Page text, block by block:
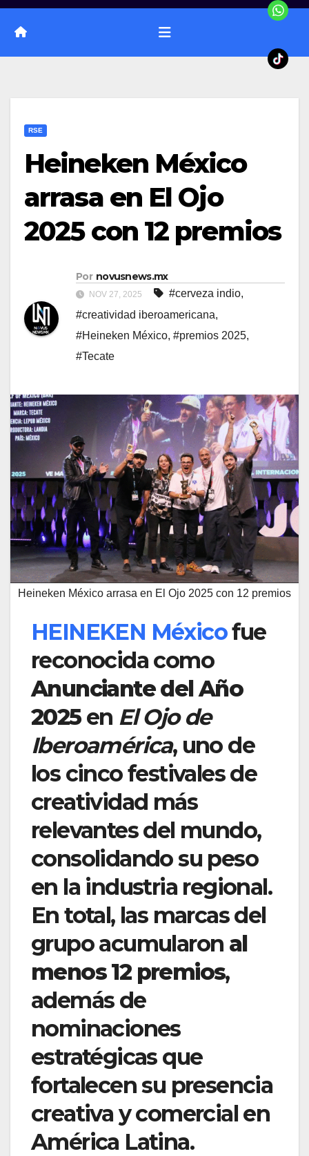
RSE
Heineken México
arrasa en El Ojo
2025 con 12 premios
Por novusnews.mx
NOV 27, 2025 #cerveza indio,
#creatividad iberoamericana,
#Heineken México, #premios 2025,
#Tecate
Heineken México arrasa en El Ojo 2025 con 12 premios
HEINEKEN Méxicofue
reconocida como
Anunciante del Año
2025en El Ojo de
Iberoamérica, uno de
los cinco festivales de
creatividad más
relevantes del mundo,
consolidando su peso
en la industria regional.
En total, las marcas del
grupo acumularon al
menos 12 premios,
además de
nominaciones
estratégicas que
fortalecen su presencia
creativa y comercial en
América Latina.